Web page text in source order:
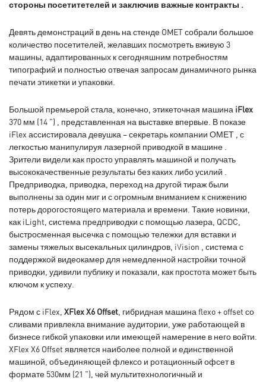
стороны посетитетелей и заключив важные контракты .
Девять демонстраций в день на стенде OMET собрали большое
количество посетителей, желавших посмотреть вживую 3
машины, адаптированных к сегодняшним потребностям
типографий и полностью отвечая запросам динамичного рынка
печати этикетки и упаковки.
Большой премьерой стала, конечно, этикеточная машина iFlex
370 мм (14 ”) , представленная на выставке впервые. В показе
iFlex ассистировала девушка – секретарь компании ОМЕТ , с
легкостью манипулируя лазерной приводкой в машине .
Зрители видели как просто управлять машиной и получать
высококачественные результаты без каких либо усилий .
Предприводка, приводка, переход на другой тираж были
выполнены за один миг и с огромным вниманием к снижению
потерь дорогостоящего материала и времени. Такие новинки,
как iLight, система предприводки с помощью лазера, QCDC,
быстросменная высечка с помощью тележки для вставки и
замены тяжелых высекальных цилиндров, iVision , система с
поддержкой видеокамер для немедленной настройки точной
приводки, удивили публику и показали, как простота может быть
ключом к успеху.
Рядом с iFlex, XFlex X6 Offset, гибридная машина flexo + offset со
сливами привлекла внимание аудитории, уже работающей в
бизнесе гибкой упаковки или имеющей намерение в него войти.
XFlex X6 Offset является наиболее полной и единственной
машиной, объединяющей флексо и ротационный офсет в
формате 530мм (21 ”), чей мультитехнологичный и